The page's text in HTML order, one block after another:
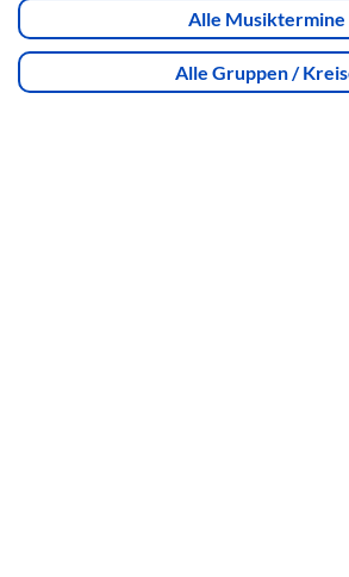
Alle Musiktermine
Alle Gruppen /